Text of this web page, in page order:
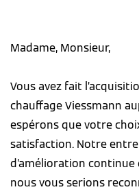
Madame, Monsieur,
Vous avez fait
chauffage Viessmann
espérons que votre
satisfaction. Notre
d’amélioration
nous vous serions